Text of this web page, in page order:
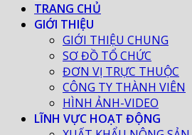
TRANG CHỦ
GIỚI THIỆU
GIỚI THIỆU CHUNG
SƠ ĐỒ TỔ CHỨC
ĐƠN VỊ TRỰC THUỘC
CÔNG TY THÀNH VIÊN
HÌNH ẢNH-VIDEO
LĨNH VỰC HOẠT ĐỘNG